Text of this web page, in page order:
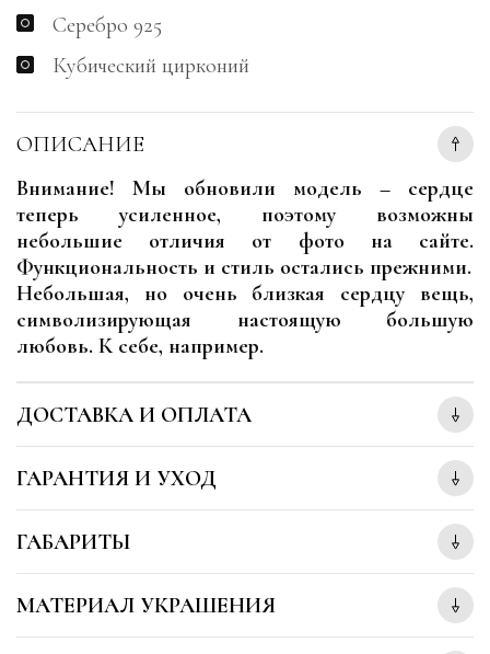
Серебро 925
Кубический цирконий
ОПИСАНИЕ
Внимание! Мы обновили модель – сердце
теперь усиленное, поэтому возможны
небольшие отличия от фото на сайте.
Функциональность и стиль остались прежними.
Небольшая, но очень близкая сердцу вещь,
символизирующая настоящую большую
любовь. К себе, например.
ДОСТАВКА И ОПЛАТА
ГАРАНТИЯ И УХОД
ГАБАРИТЫ
МАТЕРИАЛ УКРАШЕНИЯ